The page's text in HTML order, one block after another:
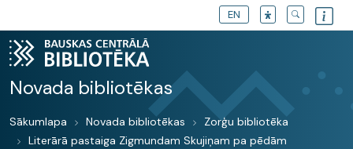
EN
Novada bibliotēkas
Sākumlapa Novada bibliotēkas
Zorģu bibliotēka
Literārā pastaiga Zigmundam Skujiņam pa pēdām